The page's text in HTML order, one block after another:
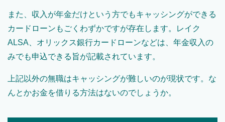
また、収入が年金だけという方でもキャッシングができる
カードローンもごくわずかですが存在します。レイク
ALSA、オリックス銀行カードローンなどは、年金収入の
みでも申込できる旨が記載されています。
上記以外の無職はキャッシングが難しいのが現状です。な
んとかお金を借りる方法はないのでしょうか。